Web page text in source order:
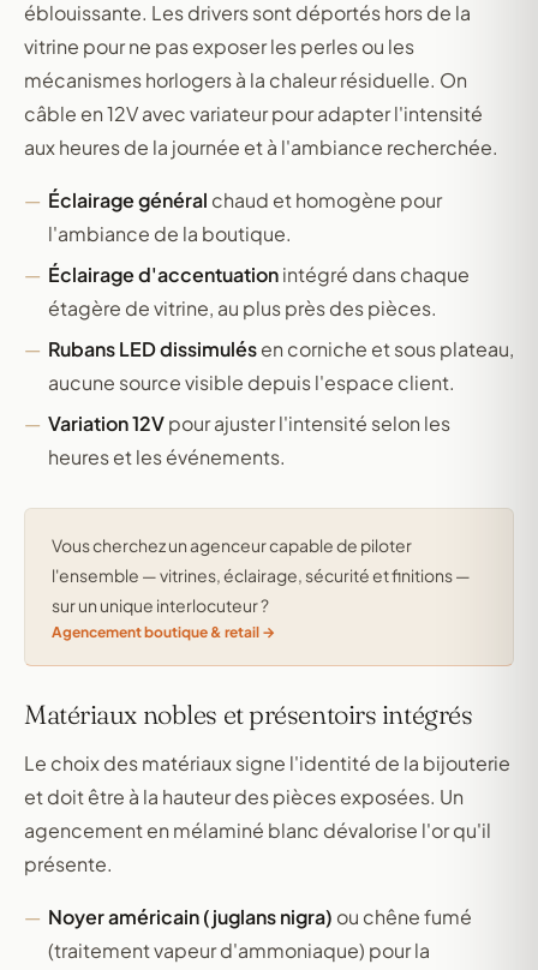
éblouissante. Les drivers sont déportés hors de la
vitrine pour ne pas exposer les perles ou les
mécanismes horlogers à la chaleur résiduelle. On
câble en 12V avec variateur pour adapter l'intensité
aux heures de la journée et à l'ambiance recherchée.
Éclairage général chaud et homogène pour
l'ambiance de la boutique.
Éclairage d'accentuationintégré dans chaque
étagère de vitrine, au plus près des pièces.
Rubans LED dissimulésen corniche et sous plateau,
aucune source visible depuis l'espace client.
Variation 12Vpour ajuster l'intensité selon les
heures et les événements.
Vous cherchez un agenceur capable de piloter
l'ensemble — vitrines, éclairage, sécurité et finitions —
sur un unique interlocuteur ?
Agencement boutique & retail
Matériaux nobles et présentoirs intégrés
Le choix des matériaux signe l'identité de la bijouterie
et doit être à la hauteur des pièces exposées. Un
agencement en mélaminé blanc dévalorise l'or qu'il
présente.
Noyer américain (juglans nigra) ou chêne fumé
(traitement vapeur d'ammoniaque) pour la